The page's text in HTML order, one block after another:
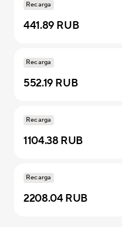
Recarga
441.89 RUB
Recarga
552.19 RUB
Recarga
1104.38 RUB
Recarga
2208.04 RUB